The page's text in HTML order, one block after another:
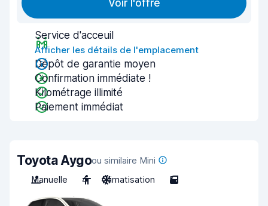
Voir l'offre
Service d'acceuil
Afficher les détails de l'emplacement
Dépôt de garantie moyen
Confirmation immédiate !
Kilométrage illimité
Paiement immédiat
Toyota Aygoou similaire Mini
Manuelle
4 Climatisation 5